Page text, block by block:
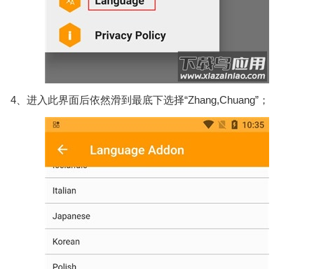
4、进入此界面后依然滑到最底下选择“Zhang,Chuang”；